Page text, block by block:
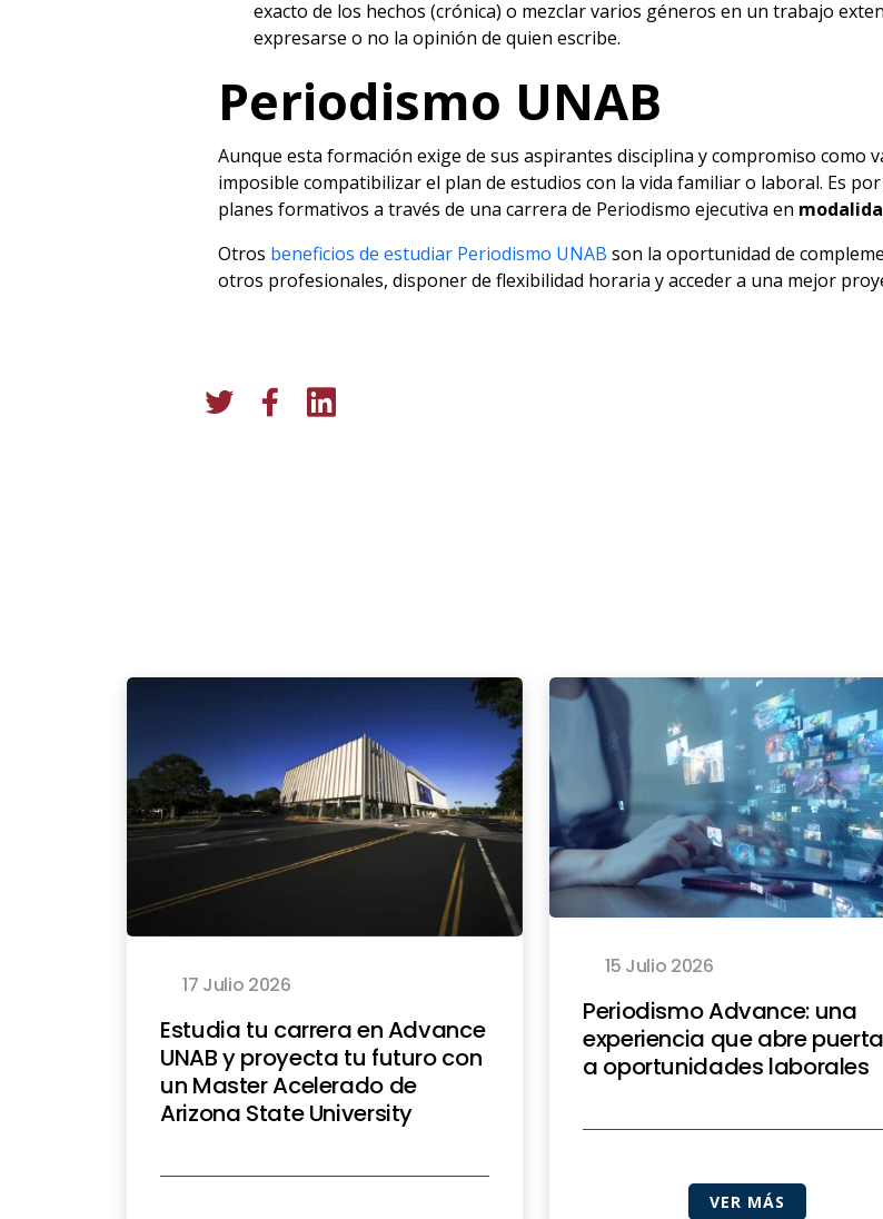
exacto de los hechos (crónica) o mezclar varios géneros en un trabajo
expresarse o no la opinión de quien escribe.
Periodismo UNAB
Aunque esta formación exige de sus aspirantes disciplina y compromiso como
imposible compatibilizar el plan de estudios con la vida familiar o laboral. Es
planes formativos a través de una carrera de Periodismo ejecutiva en
Otros beneficios de estudiar Periodismo UNAB son la oportunidad de
otros profesionales, disponer de flexibilidad horaria y acceder a una mejor
17 Julio 2026
Estudia tu carrera en Advance
UNAB y proyecta tu futuro con
un Master Acelerado de
Arizona State University
15 Julio 2026
Periodismo Advance: una
experiencia que abre
a oportunidades laborales
VER MÁS